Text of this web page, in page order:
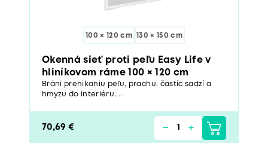
100 × 120 cm 130 × 150 cm
Okenná sieť proti peľu Easy Life v
hliníkovom ráme 100 × 120 cm
Bráni prenikaniu peľu, prachu, častíc sadzí a
hmyzu do interiéru....
70,69 €